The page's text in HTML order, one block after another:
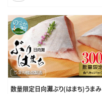
数量限定日向灘ぶり(はまち)うまみ